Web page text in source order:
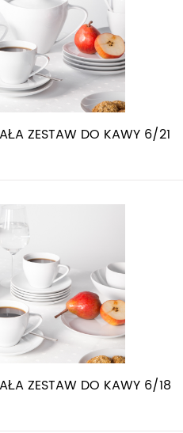
ZESTAW DO KAWY 6/21
ZESTAW DO KAWY 6/18